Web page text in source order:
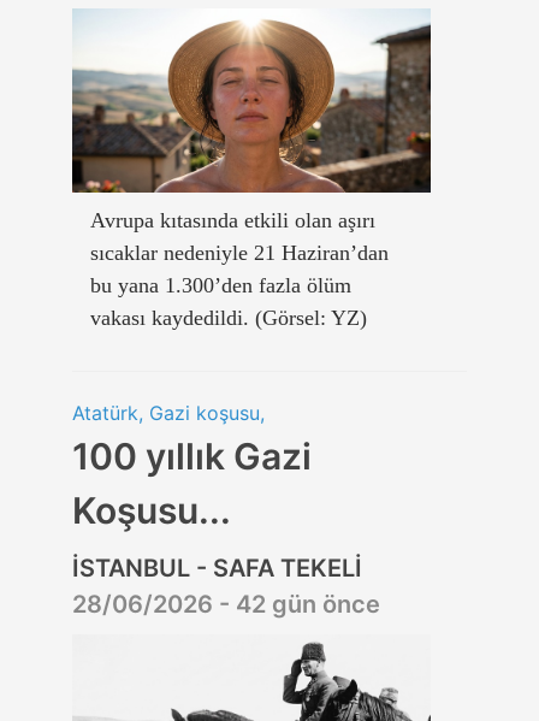
Avrupa kıtasında etkili olan aşırı
sıcaklar nedeniyle 21 Haziran’dan
bu yana 1.300’den fazla ölüm
vakası kaydedildi. (Görsel: YZ)
Atatürk, Gazi koşusu,
100 yıllık Gazi
Koşusu...
İSTANBUL - SAFA TEKELİ
28/06/2026 - 42 gün önce